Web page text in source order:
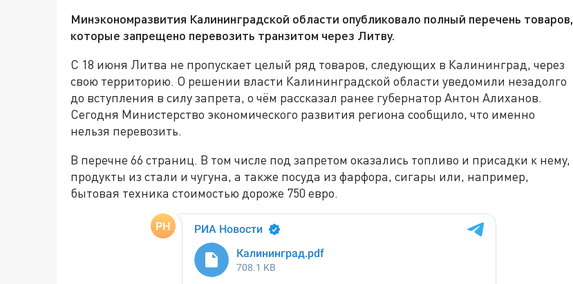
Минэкономразвития Калининградской области опубликовало полный перечень товаров,
которые запрещено перевозить транзитом через Литву.
С 18 июня Литва не пропускает целый ряд товаров, следующих в Калининград, через
свою территорию. О решении власти Калининградской области уведомили незадолго
до вступления в силу запрета, о чём рассказал ранее губернатор Антон Алиханов.
Сегодня Министерство экономического развития региона сообщило, что именно
нельзя перевозить.
В перечне 66 страниц. В том числе под запретом оказались топливо и присадки к нему,
продукты из стали и чугуна, а также посуда из фарфора, сигары или, например,
бытовая техника стоимостью дороже 750 евро.